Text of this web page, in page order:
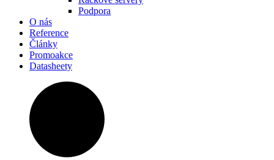
Podpora
O nás
Reference
Články
Promoakce
Datasheety